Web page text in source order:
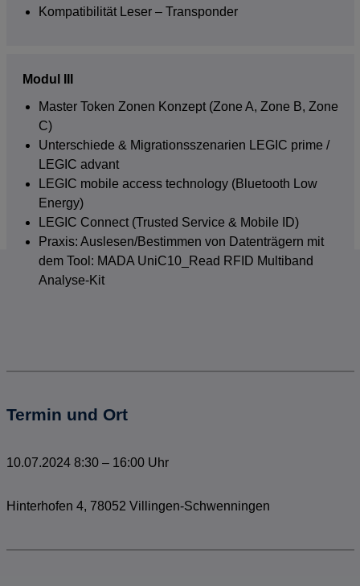
Kompatibilität Leser – Transponder
Modul III
Master Token Zonen Konzept (Zone A, Zone B, Zone
C)
Unterschiede & Migrationsszenarien LEGIC prime /
LEGIC advant
LEGIC mobile access technology (Bluetooth Low
Energy)
LEGIC Connect (Trusted Service & Mobile ID)
Praxis: Auslesen/Bestimmen von Datenträgern mit
dem Tool: MADA UniC10_Read RFID Multiband
Analyse-Kit
Termin und Ort
10.07.2024 8:30 – 16:00 Uhr
Hinterhofen 4, 78052 Villingen-Schwenningen